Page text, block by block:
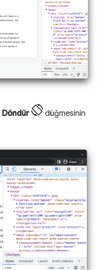
Döndür
düğmesinin